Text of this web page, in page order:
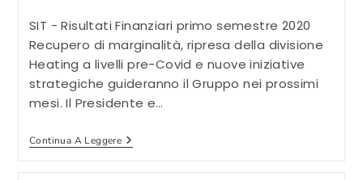
Quarto
Trimestre
In
Crescita
Del
+5%
A
92,8
Di
Euro.
SIT - Risultati Finanziari primo semestre 2020
Recupero di marginalità, ripresa della divisione
Heating a livelli pre-Covid e nuove iniziative
strategiche guideranno il Gruppo nei prossimi
mesi. Il Presidente e…
Continua A LeggereSIT
–